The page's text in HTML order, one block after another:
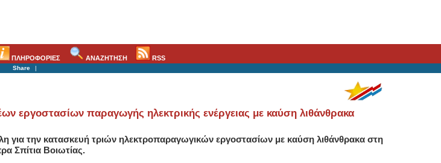
ΠΛΗΡΟΦΟΡΙΕΣ ΑΝΑΖΗΤΗΣΗ RSS
Share |
εργοστασίων παραγωγής ηλεκτρικής ενέργειας με καύση λιθάνθρακα
την κατασκευή τριών ηλεκτροπαραγωγικών εργοστασίων με καύση λιθάνθρακα στη
Σπίτια Βοιωτίας.